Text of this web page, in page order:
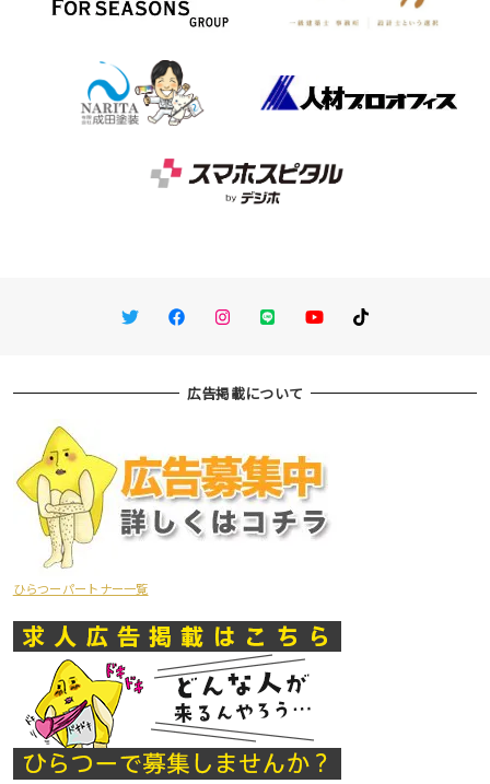
TwitterFacebookInstagram
LINE You TubeTikTok
広告掲載について
ひらつーパートナー一覧